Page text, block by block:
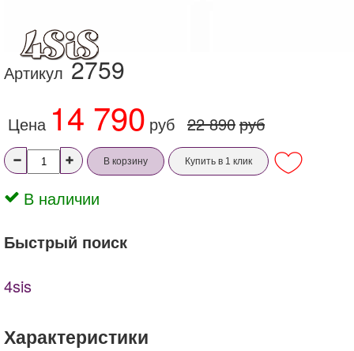
Артикул 2759
Цена 14 790 руб 22 890руб
В корзину Купить в 1 клик
В наличии
Быстрый поиск
4sis
Характеристики